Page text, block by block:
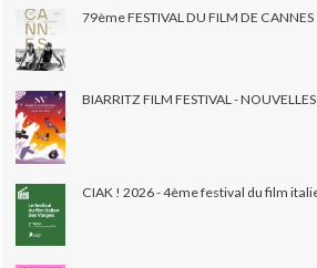
79ème FESTIVAL DU FILM DE CANNES
BIARRITZ FILM FESTIVAL -
CIAK ! 2026 - 4ème festival du film